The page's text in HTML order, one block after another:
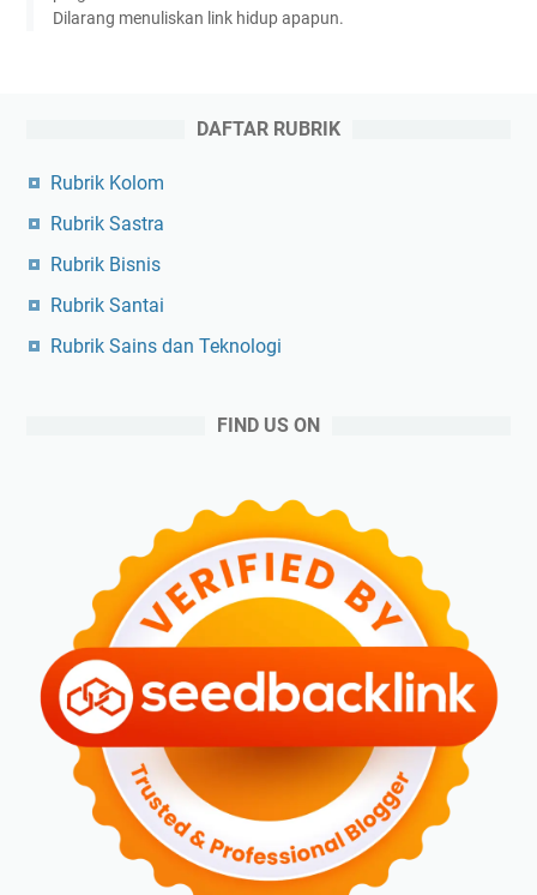
Dilarang menuliskan link hidup apapun.
DAFTAR RUBRIK
Rubrik Kolom
Rubrik Sastra
Rubrik Bisnis
Rubrik Santai
Rubrik Sains dan Teknologi
FIND US ON